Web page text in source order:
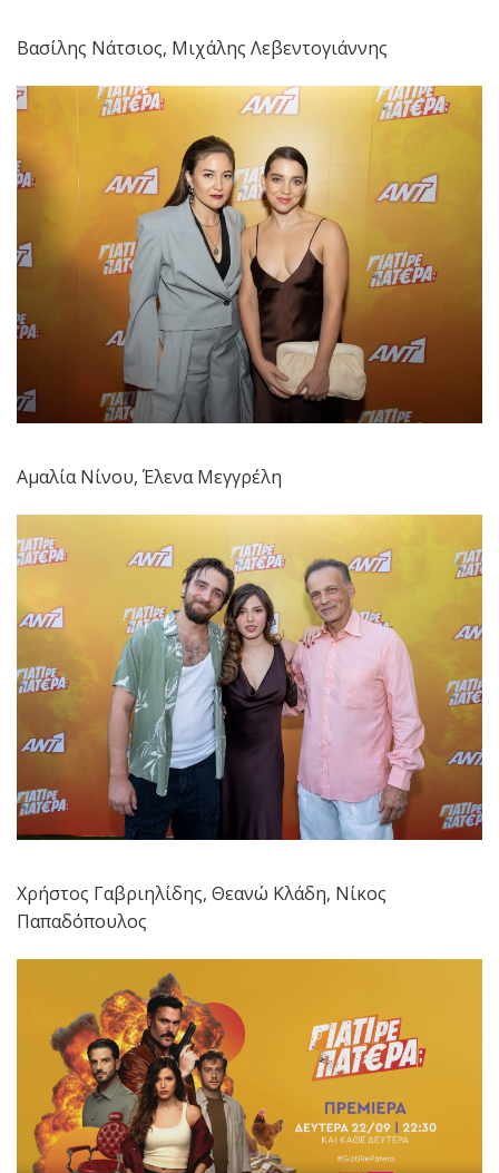
Βασίλης Νάτσιος, Μιχάλης Λεβεντογιάννης
Αμαλία Νίνου, Έλενα Μεγγρέλη
Χρήστος Γαβριηλίδης, Θεανώ Κλάδη, Νίκος
Παπαδόπουλος